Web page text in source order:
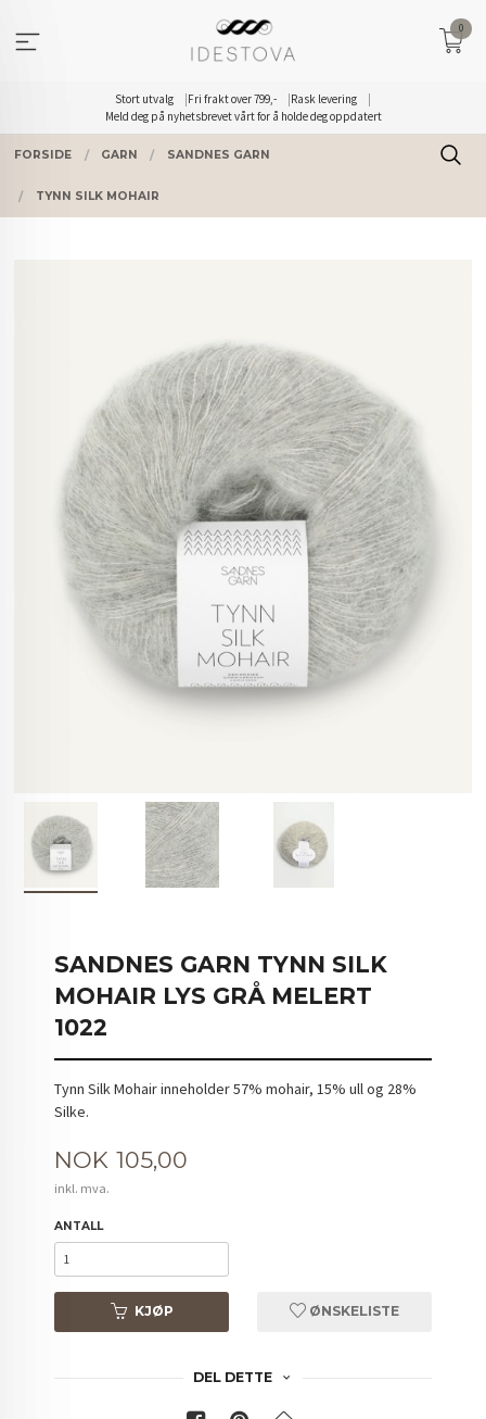
innholdet
Stort utvalg Fri frakt over 799,-
Rask levering
Meld deg på nyhetsbrevet vårt for å holde deg oppdatert
0
FORSIDE GARN SANDNES GARN
TYNN SILK MOHAIR
SANDNES GARN TYNN SILK
MOHAIR LYS GRÅ MELERT
1022
Tynn Silk Mohair inneholder 57% mohair, 15% ull og 28%
Silke.
Pris
NOK 105,00
inkl. mva.
ANTALL
KJØP ØNSKELISTE
DEL DETTE